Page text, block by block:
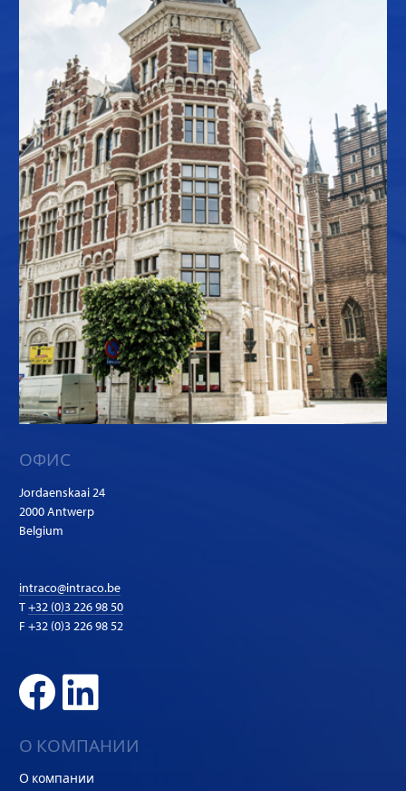
ОФИС
Jordaenskaai 24
2000 Antwerp
Belgium
intraco@intraco.be
T+32 (0)3 226 98 50
F +32 (0)3 226 98 52
О КОМПАНИИ
О компании